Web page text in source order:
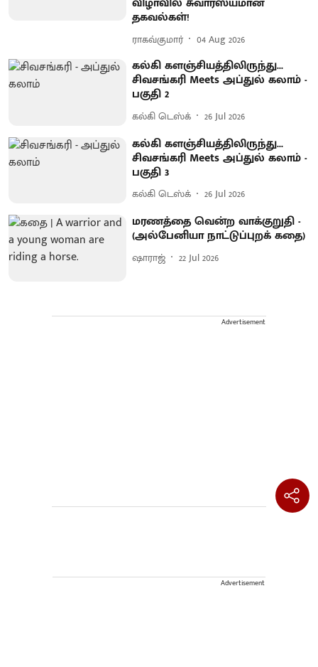
தகவல்கள்!
ராகவ்குமார் 04 Aug 2026
கல்கி களஞ்சியத்திலிருந்து...
சிவசங்கரி Meets அப்துல் கலாம் -
பகுதி 2
கல்கி டெஸ்க் 26 Jul 2026
கல்கி களஞ்சியத்திலிருந்து...
சிவசங்கரி Meets அப்துல் கலாம் -
பகுதி 3
கல்கி டெஸ்க் 26 Jul 2026
மரணத்தை வென்ற வாக்குறுதி -
(அல்பேனியா நாட்டுப்புறக் கதை)
ஷாராஜ் 22 Jul 2026
Advertisement
Advertisement